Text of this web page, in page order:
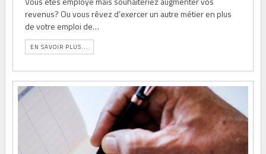
revenus? Ou vous rêvez d’exercer un autre métier en plus
de votre emploi de…
EN SAVOIR PLUS...